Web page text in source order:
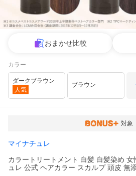
おまかせ比較
カラー
ダークブラウン
人気
ブラウン
対象
マイナチュレ
カラートリートメント 白髪 白髪染め
ュレ 公式 ヘアカラー スカルプ 頭皮 無